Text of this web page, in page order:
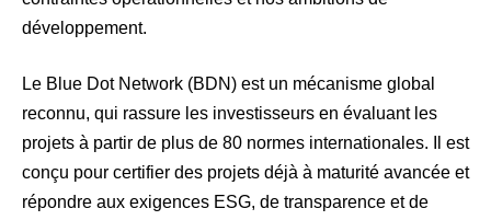
développement.
Le Blue Dot Network (BDN) est un mécanisme global
reconnu, qui rassure les investisseurs en évaluant les
projets à partir de plus de 80 normes internationales. Il est
conçu pour certifier des projets déjà à maturité avancée et
répondre aux exigences ESG, de transparence et de